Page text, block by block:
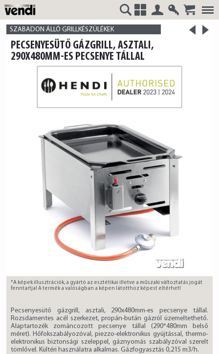
VENDI
HUNGÁRIA
+
SZABADON ÁLLÓ GRILLKÉSZÜLÉKEK
<
>
PECSENYESÜTŐ GÁZGRILL, ASZTALI,
290X480MM-ES PECSENYE TÁLLAL
*A képek illusztrációk, a gyártó az esztétikai illetve a műszaki változtatás jogát
fenntartja! A termék a valóságban a képen látotthoz képest eltérhet!
Pecsenyesütő gázgrill, asztali, 290x480mm-es pecsenye tállal.
Rozsdamentes acél szerkezet, propán-bután gázról üzemeltethető.
Alaptartozék zománcozott pecsenye tállal (290*480mm belső
méret). Hőfokszabályozóval, piezzo-elektronikus gyújtással, thermo-
elektronikus biztonsági szeleppel, gáznyomás szabályzóval szerelt
tömlővel. Kültéri használatra alkalmas. Gázfogyasztás 0,215 m3/h.